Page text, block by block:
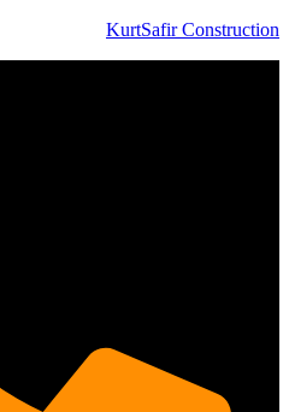
KurtSafir Construction